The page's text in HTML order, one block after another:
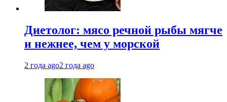
Диетолог: мясо речной рыбы мягче
и нежнее, чем у морской
2 года ago2 года ago